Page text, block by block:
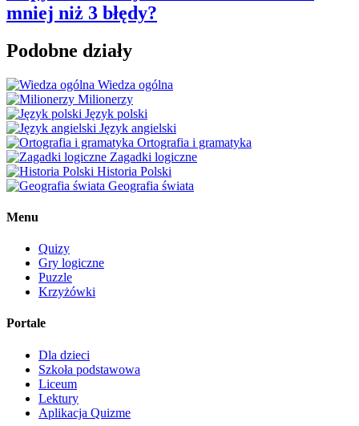
mniej niż 3 błędy?
Podobne działy
Wiedza ogólna
Milionerzy
Język polski
Język angielski
Ortografia i gramatyka
Zagadki logiczne
Historia Polski
Geografia świata
Menu
Quizy
Gry logiczne
Puzzle
Krzyżówki
Portale
Dla dzieci
Szkoła podstawowa
Liceum
Lektury
Aplikacja Quizme